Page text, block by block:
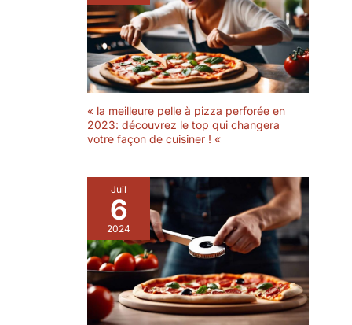
« la meilleure pelle à pizza perforée en
2023: découvrez le top qui changera
votre façon de cuisiner ! «
Juil
6
2024